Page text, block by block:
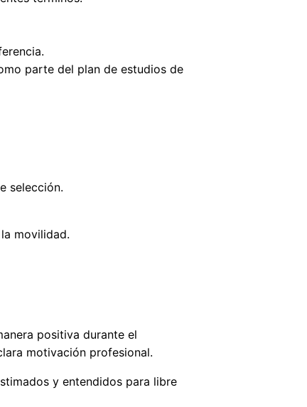
parte del plan de estudios de
selección.
movilidad.
positiva durante el
motivación profesional.
y entendidos para libre